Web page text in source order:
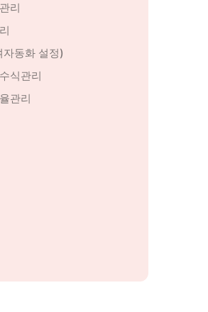
리
자동화 설정)
식관리
관리